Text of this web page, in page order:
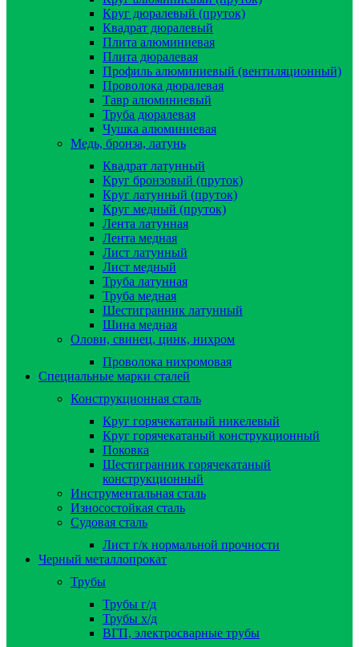
Круг дюралевый (пруток)
Квадрат дюралевый
Плита алюминиевая
Плита дюралевая
Профиль алюминиевый (вентиляционный)
Проволока дюралевая
Тавр алюминиевый
Труба дюралевая
Чушка алюминиевая
Медь, бронза, латунь
Квадрат латунный
Круг бронзовый (пруток)
Круг латунный (пруток)
Круг медный (пруток)
Лента латунная
Лента медная
Лист латунный
Лист медный
Труба латунная
Труба медная
Шестигранник латунный
Шина медная
Олови, свинец, цинк, нихром
Проволока нихромовая
Специальные марки сталей
Конструкционная сталь
Круг горячекатаный никелевый
Круг горячекатаный конструкционный
Поковка
Шестигранник горячекатаный
конструкционный
Инструментальная сталь
Износостойкая сталь
Судовая сталь
Лист г/к нормальной прочности
Черный металлопрокат
Трубы
Трубы г/д
Трубы х/д
ВГП, электросварные трубы